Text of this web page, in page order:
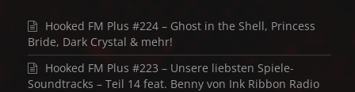
Hooked FM Plus #224 – Ghost in the Shell, Princess
Bride, Dark Crystal & mehr!
Hooked FM Plus #223 – Unsere liebsten Spiele-
Soundtracks – Teil 14 feat. Benny von Ink Ribbon Radio